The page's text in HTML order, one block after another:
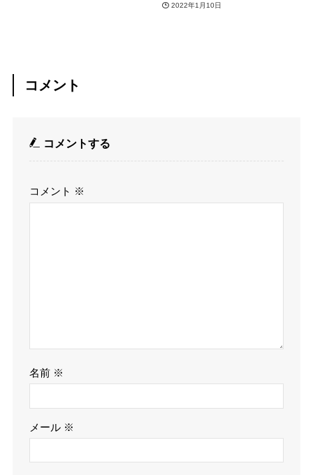
2022年1月10日
コメント
コメントする
コメント ※
名前 ※
メール ※